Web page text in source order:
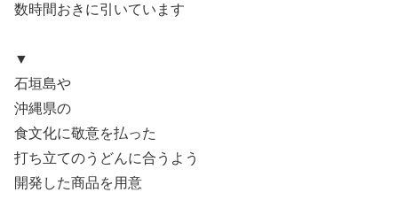
数時間おきに引いています
▼
石垣島や
沖縄県の
食文化に敬意を払った
打ち立てのうどんに合うよう
開発した商品を用意